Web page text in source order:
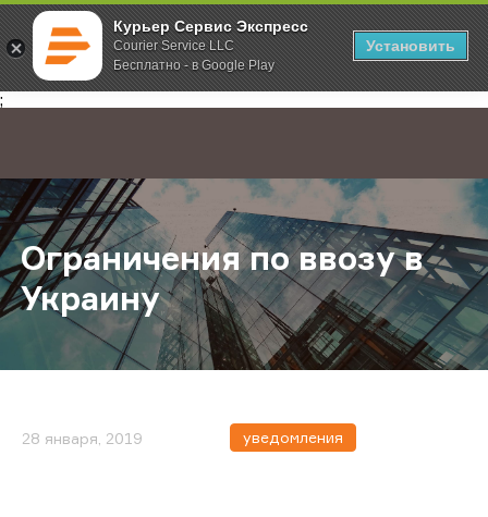
Курьер Сервис Экспресс
Courier Service LLC
Бесплатно - в Google Play
Установить
;
Главная О компании Новости Ограничения по ввозу в Украину
Ограничения по ввозу в
Украину
28 января, 2019 уведомления